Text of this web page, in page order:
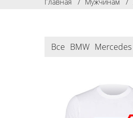
Все BMW Mercedes